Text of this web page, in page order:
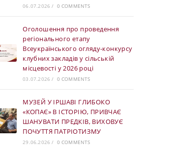
06.07.2026 / 0 COMMENTS
Оголошення про проведення
регіонального етапу
Всеукраїнського огляду-конкурсу
клубних закладів у сільській
місцевості у 2026 році
03.07.2026 / 0 COMMENTS
МУЗЕЙ У ІРШАВІ ГЛИБОКО
«КОПАЄ» В ІСТОРІЮ, ПРИВЧАЄ
ШАНУВАТИ ПРЕДКІВ, ВИХОВУЄ
ПОЧУТТЯ ПАТРІОТИЗМУ
29.06.2026 / 0 COMMENTS